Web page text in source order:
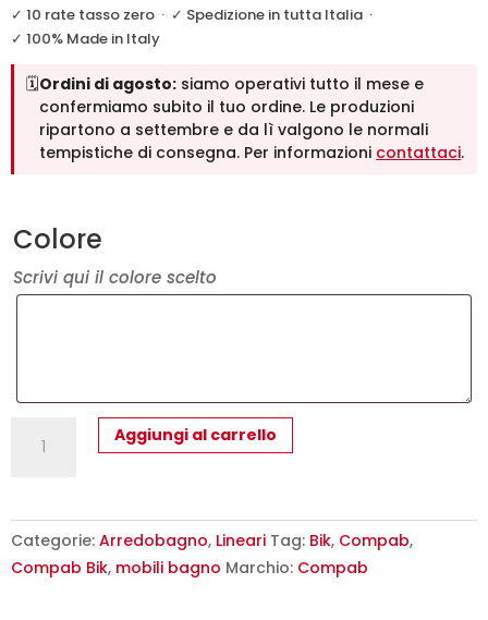
✓ 10 rate tasso zero · ✓ Spedizione in tutta Italia ·
✓ 100% Made in Italy
🗓️Ordini di agosto: siamo operativi tutto il mese e
confermiamo subito il tuo ordine. Le produzioni
ripartono a settembre e da lì valgono le normali
tempistiche di consegna. Per informazioni contattaci.
Colore
Scrivi qui il colore scelto
Bagno
-
Design
Aggiungi al carrello
Categorie: Arredobagno, Lineari Tag: Bik, Compab,
Compab Bik, mobili bagno Marchio: Compab